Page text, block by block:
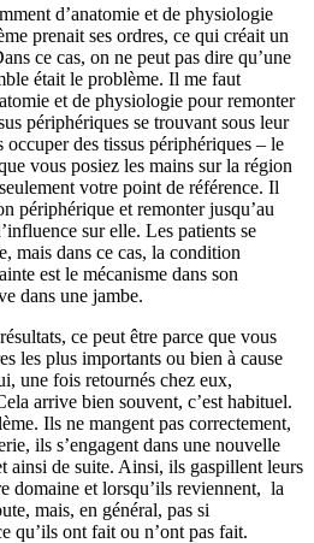
d’anatomie et de physiologie
prenait ses ordres, ce qui créait un
ce cas, on ne peut pas dire qu’une
était le problème. Il me faut
et de physiologie pour remonter
périphériques se trouvant sous leur
des tissus périphériques – le
vous posiez les mains sur la région
votre point de référence. Il
périphérique et remonter jusqu’au
sur elle. Les patients se
mais dans ce cas, la condition
est le mécanisme dans son
dans une jambe.
ce peut être parce que vous
les plus importants ou bien à cause
une fois retournés chez eux,
arrive bien souvent, c’est habituel.
Ils ne mangent pas correctement,
ils s’engagent dans une nouvelle
ainsi de suite. Ainsi, ils gaspillent leurs
domaine et lorsqu’ils reviennent, la
mais, en général, pas si
qu’ils ont fait ou n’ont pas fait.